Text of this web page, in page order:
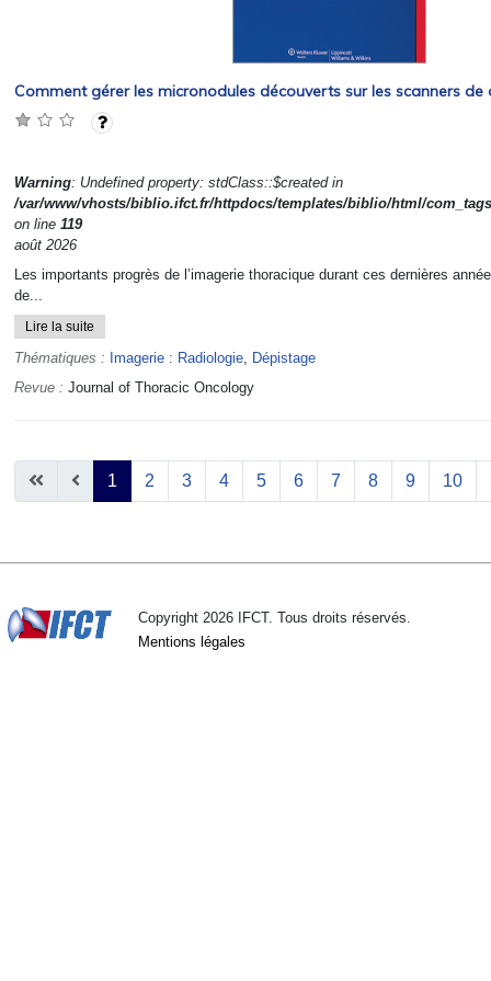
Comment gérer les micronodules découverts sur les scanners de
Warning: Undefined property: stdClass::$created in
/var/www/vhosts/biblio.ifct.fr/httpdocs/templates/biblio/html/
on line 119
août 2026
Les importants progrès de l’imagerie thoracique durant ces dernières
de...
Lire la suite
Thématiques : Imagerie : Radiologie, Dépistage
Revue : Journal of Thoracic Oncology
Page 1 sur 10
1 2 3 4 5 6 7 8 9 10
Copyright 2026 IFCT. Tous droits réservés.
Mentions légales